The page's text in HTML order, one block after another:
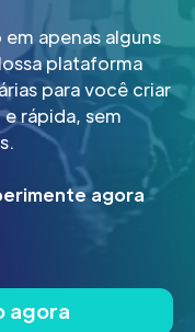
apenas alguns
plataforma
para você criar
rápida, sem
agora
agora